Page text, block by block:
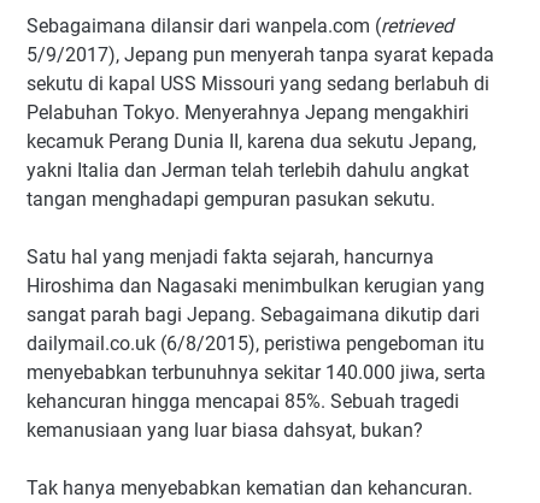
Sebagaimana dilansir dari wanpela.com (retrieved
5/9/2017), Jepang pun menyerah tanpa syarat kepada
sekutu di kapal USS Missouri yang sedang berlabuh di
Pelabuhan Tokyo. Menyerahnya Jepang mengakhiri
kecamuk Perang Dunia II, karena dua sekutu Jepang,
yakni Italia dan Jerman telah terlebih dahulu angkat
tangan menghadapi gempuran pasukan sekutu.
Satu hal yang menjadi fakta sejarah, hancurnya
Hiroshima dan Nagasaki menimbulkan kerugian yang
sangat parah bagi Jepang. Sebagaimana dikutip dari
dailymail.co.uk (6/8/2015), peristiwa pengeboman itu
menyebabkan terbunuhnya sekitar 140.000 jiwa, serta
kehancuran hingga mencapai 85%. Sebuah tragedi
kemanusiaan yang luar biasa dahsyat, bukan?
Tak hanya menyebabkan kematian dan kehancuran.